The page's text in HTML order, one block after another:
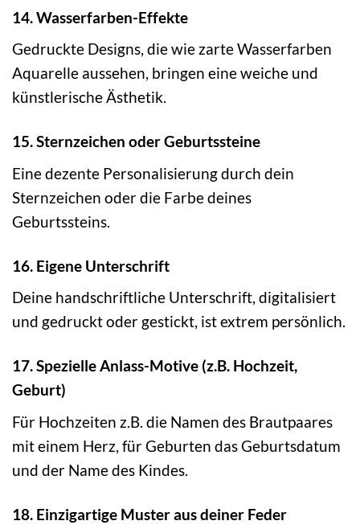
14. Wasserfarben-Effekte
Gedruckte Designs, die wie zarte Wasserfarben
Aquarelle aussehen, bringen eine weiche und
künstlerische Ästhetik.
15. Sternzeichen oder Geburtssteine
Eine dezente Personalisierung durch dein
Sternzeichen oder die Farbe deines
Geburtssteins.
16. Eigene Unterschrift
Deine handschriftliche Unterschrift, digitalisiert
und gedruckt oder gestickt, ist extrem persönlich.
17. Spezielle Anlass-Motive (z.B. Hochzeit,
Geburt)
Für Hochzeiten z.B. die Namen des Brautpaares
mit einem Herz, für Geburten das Geburtsdatum
und der Name des Kindes.
18. Einzigartige Muster aus deiner Feder